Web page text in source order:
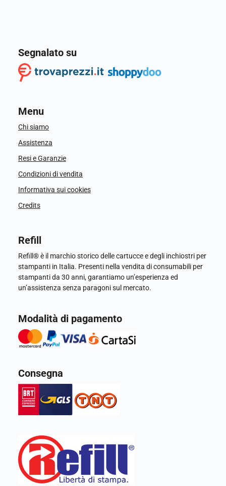
Segnalato su
Menu
Chi siamo
Assistenza
Resi e Garanzie
Condizioni di vendita
Informativa sui cookies
Credits
Refill
Refill® è il marchio storico delle cartucce e degli inchiostri per
stampanti in Italia. Presenti nella vendita di consumabili per
stampanti da 30 anni, garantiamo un’esperienza ed
un’assistenza senza paragoni sul mercato.
Modalità di pagamento
Consegna